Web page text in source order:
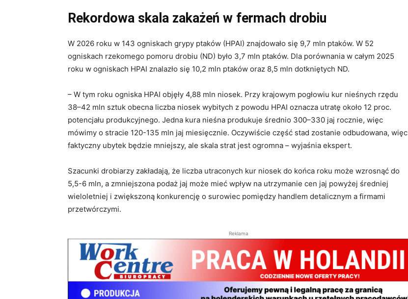
Rekordowa skala zakażeń w fermach drobiu
W 2026 roku w 143 ogniskach grypy ptaków (HPAI) znajdowało się 9,7 mln ptaków. W 52
ogniskach rzekomego pomoru drobiu (ND) było 3,7 mln ptaków. Dla porównania w całym 2025
roku w ogniskach HPAI znalazło się 10,2 mln ptaków oraz 8,5 mln dotkniętych ND.
– W tym roku ogniska HPAI objęły 4,88 mln niosek. Przy krajowym pogłowiu kur nieśnych rzędu
38–42 mln sztuk obecna liczba niosek wybitych z powodu HPAI oznacza utratę około 12 proc.
potencjału produkcyjnego. Jedna kura nieśna produkuje średnio 300–330 jaj rocznie, więc
mówimy o stracie 120-135 mln jaj miesięcznie. Oczywiście część stad zostanie odbudowana, więc
faktyczny ubytek będzie mniejszy, ale skala strat jest ogromna – wyjaśnia ekspert.
Szacunki drobiarzy zakładają, że liczba utraconych kur niosek do końca roku może wzrosnąć do
5,5-6 mln, a zmniejszona podaż jaj może mieć wpływ na utrzymanie cen jaj powyżej średniej
wieloletniej i zwiększoną konkurencję o surowiec pomiędzy handlem detalicznym a firmami
przetwórczymi.
Reklama